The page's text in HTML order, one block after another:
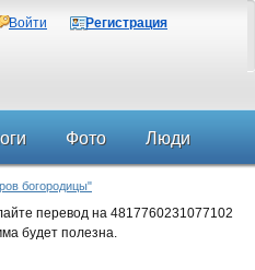
Войти Регистрация
Фото Люди
богородицы"
перевод на 4817760231077102
будет полезна.